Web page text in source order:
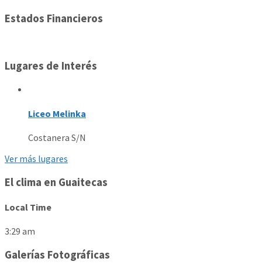
Estados Financieros
Lugares de Interés
Liceo Melinka
Costanera S/N
Ver más lugares
El clima en Guaitecas
Local Time
3:29 am
Galerías Fotográficas